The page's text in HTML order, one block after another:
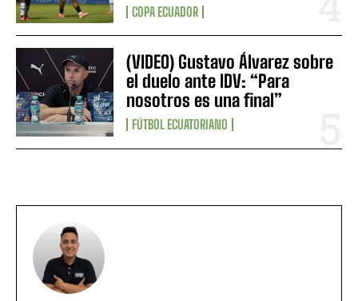
COPA ECUADOR
(VIDEO) Gustavo Álvarez sobre
el duelo ante IDV: “Para
nosotros es una final”
FÚTBOL ECUATORIANO